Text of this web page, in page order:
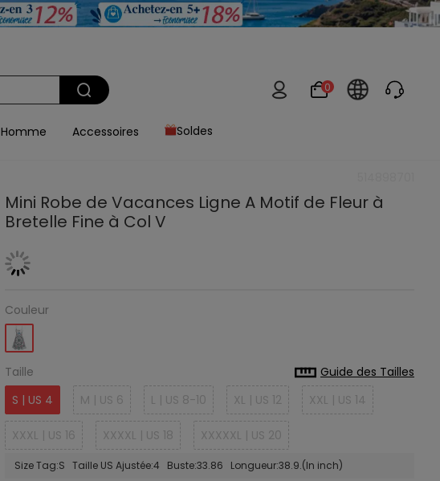
0
Homme Accessoires Soldes
Mini Robe de Vacances Ligne A Motif de Fleur à
Bretelle Fine à Col V
Couleur
Taille
Guide des Tailles
S | US 4
M | US 6 L | US 8-10 XL | US 12 XXL | US 14
XXXL | US 16 XXXXL | US 18 XXXXXL | US 20
Size Tag:S Taille US Ajustée:4 Buste:33.86 Longueur:38.9.(In inch)